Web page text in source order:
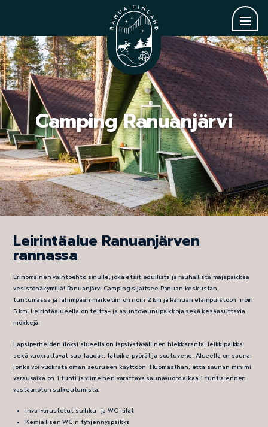
Camping Ranuanjärvi
Leirintäalue Ranuanjärven
rannassa
Erinomainen vaihtoehto sinulle, joka etsit edullista ja rauhallista majapaikkaa
vesistönäkymillä! Ranuanjärvi Camping sijaitsee Ranuan keskustan
tuntumassa ja lähimpään marketiin on noin 2 km ja Ranuan eläinpuistoon noin
5 km. Leirintäalueella on teltta- ja asuntovaunupaikkoja sekä kesäasuttavia
mökkejä.
Lapsiperheiden iloksi alueella on lapsiystävällinen hiekkaranta, leikkipaikka
sekä vuokrattavat sup-laudat, fatbike-pyörät ja soutuvene. Alueella on sauna,
jonka voi vuokrata oman seurueen käyttöön. Huomaathan, että saunan minimi
varausaika on 1 tunti ja viimeinen varattava saunavuoro alkaa 1 tuntia ennen
vastaanoton sulkeutumista.
Inva-varustetut suihku- ja WC-tilat
Kemiallisen WC:n tyhjennyspaikka